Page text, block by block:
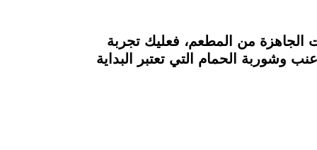
الجاهزة من المطعم، فعليك تجربة
وشوربة الحمام التي تعتبر البداية